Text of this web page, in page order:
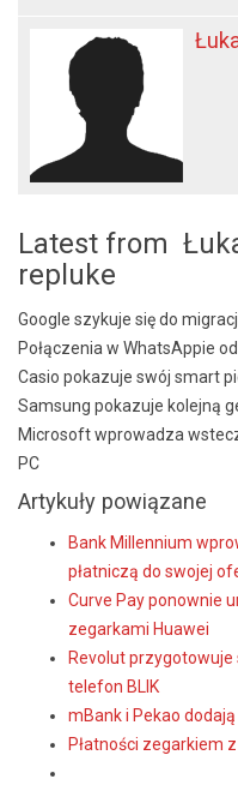
Latest from
repluke
Google szykuje się do
Połączenia w WhatsAppie
Casio pokazuje swój smart
Samsung pokazuje kolejną
Microsoft wprowadza
PC
Artykuły powiązane
Bank Millennium
płatniczą do swojej
Curve Pay ponownie
zegarkami Huawei
Revolut
telefon BLIK
mBank i Pekao
Płatności zegarkiem